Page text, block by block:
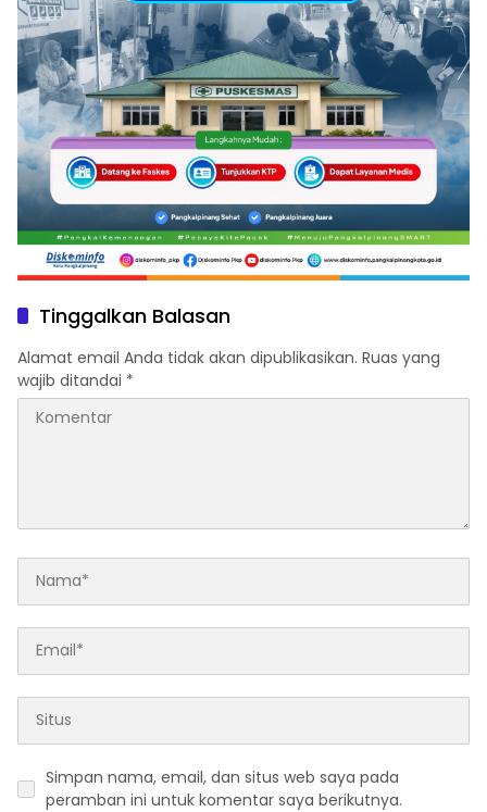
Tinggalkan Balasan
Alamat email Anda tidak akan dipublikasikan. Ruas yang
wajib ditandai *
Simpan nama, email, dan situs web saya pada
peramban ini untuk komentar saya berikutnya.